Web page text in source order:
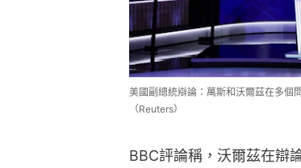
美國副總統辯論：萬斯和沃爾茲在多個
（Reuters）
BBC評論稱，沃爾茲在辯